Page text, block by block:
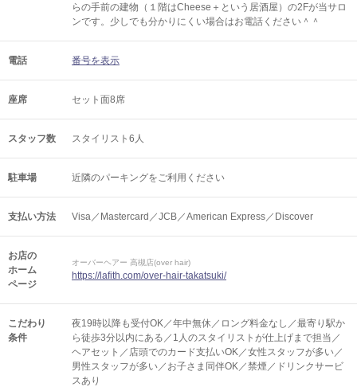
らの手前の建物（１階はCheese＋という居酒屋）の2Fが当サロ
ンです。少しでも分かりにくい場合はお電話ください＾＾
電話 番号を表示
座席 セット面8席
スタッフ数 スタイリスト6人
駐車場 近隣のパーキングをご利用ください
支払い方法 Visa／Mastercard／JCB／American Express／Discover
お店の
ホーム
ページ
オーバーヘアー 高槻店(over hair)
https://lafith.com/over-hair-takatsuki/
こだわり
条件
夜19時以降も受付OK／年中無休／ロング料金なし／最寄り駅か
ら徒歩3分以内にある／1人のスタイリストが仕上げまで担当／
ヘアセット／店頭でのカード支払いOK／女性スタッフが多い／
男性スタッフが多い／お子さま同伴OK／禁煙／ドリンクサービ
スあり